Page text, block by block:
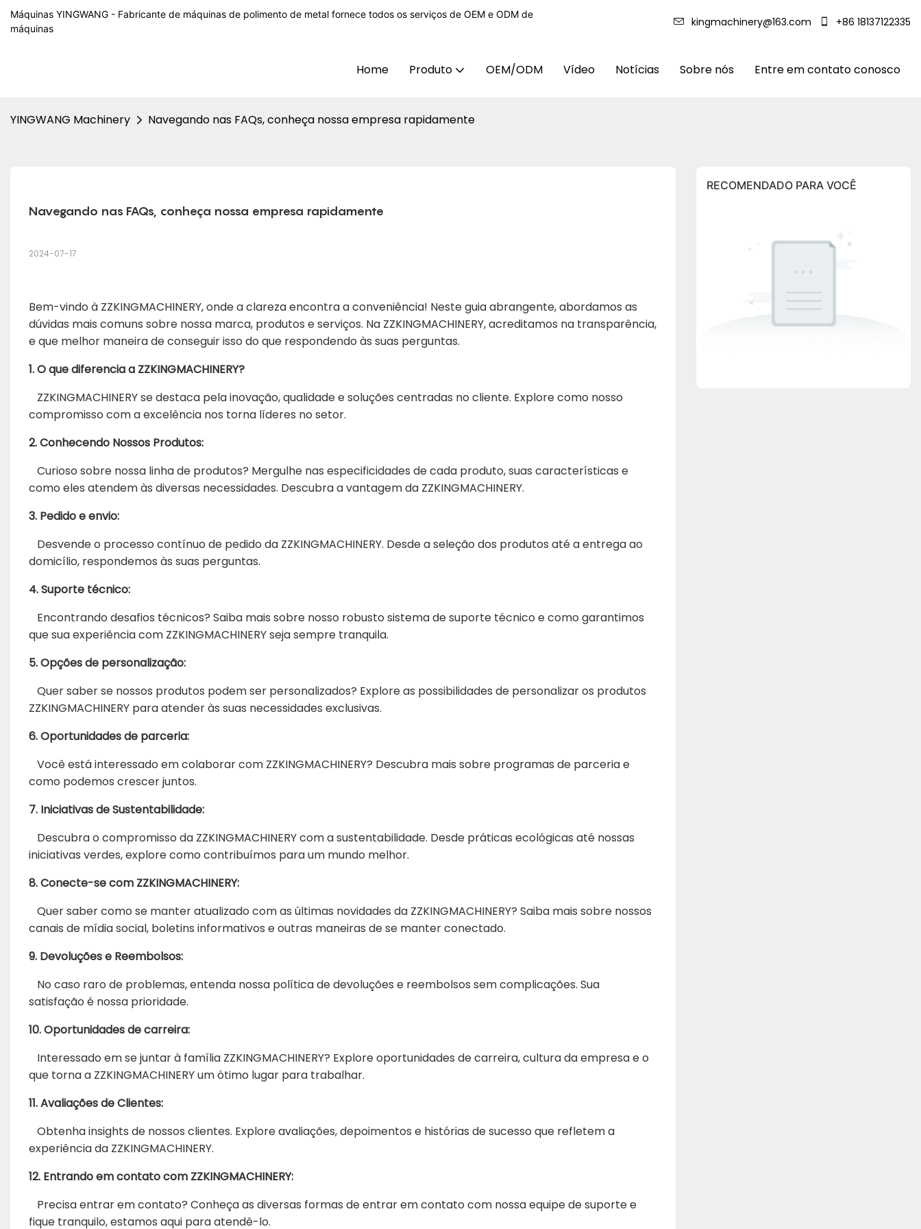
Máquinas YINGWANG - Fabricante de máquinas de polimento de metal fornece todos os serviços de OEM e ODM de
máquinas
kingmachinery@163.com +86 18137122335
Home Produto OEM/ODM Vídeo Notícias Sobre nós Entre em contato conosco
YINGWANG Machinery Navegando nas FAQs, conheça nossa empresa rapidamente
Navegando nas FAQs, conheça nossa empresa rapidamente
2024-07-17
Bem-vindo à ZZKINGMACHINERY, onde a clareza encontra a conveniência! Neste guia abrangente, abordamos as
dúvidas mais comuns sobre nossa marca, produtos e serviços. Na ZZKINGMACHINERY, acreditamos na transparência,
e que melhor maneira de conseguir isso do que respondendo às suas perguntas.
1. O que diferencia a ZZKINGMACHINERY?
ZZKINGMACHINERY se destaca pela inovação, qualidade e soluções centradas no cliente. Explore como nosso
compromisso com a excelência nos torna líderes no setor.
2. Conhecendo Nossos Produtos:
Curioso sobre nossa linha de produtos? Mergulhe nas especificidades de cada produto, suas características e
como eles atendem às diversas necessidades. Descubra a vantagem da ZZKINGMACHINERY.
3. Pedido e envio:
Desvende o processo contínuo de pedido da ZZKINGMACHINERY. Desde a seleção dos produtos até a entrega ao
domicílio, respondemos às suas perguntas.
4. Suporte técnico:
Encontrando desafios técnicos? Saiba mais sobre nosso robusto sistema de suporte técnico e como garantimos
que sua experiência com ZZKINGMACHINERY seja sempre tranquila.
5. Opções de personalização:
Quer saber se nossos produtos podem ser personalizados? Explore as possibilidades de personalizar os produtos
ZZKINGMACHINERY para atender às suas necessidades exclusivas.
6. Oportunidades de parceria:
Você está interessado em colaborar com ZZKINGMACHINERY? Descubra mais sobre programas de parceria e
como podemos crescer juntos.
7. Iniciativas de Sustentabilidade:
Descubra o compromisso da ZZKINGMACHINERY com a sustentabilidade. Desde práticas ecológicas até nossas
iniciativas verdes, explore como contribuímos para um mundo melhor.
8. Conecte-se com ZZKINGMACHINERY:
Quer saber como se manter atualizado com as últimas novidades da ZZKINGMACHINERY? Saiba mais sobre nossos
canais de mídia social, boletins informativos e outras maneiras de se manter conectado.
9. Devoluções e Reembolsos:
No caso raro de problemas, entenda nossa política de devoluções e reembolsos sem complicações. Sua
satisfação é nossa prioridade.
10. Oportunidades de carreira:
Interessado em se juntar à família ZZKINGMACHINERY? Explore oportunidades de carreira, cultura da empresa e o
que torna a ZZKINGMACHINERY um ótimo lugar para trabalhar.
11. Avaliações de Clientes:
Obtenha insights de nossos clientes. Explore avaliações, depoimentos e histórias de sucesso que refletem a
experiência da ZZKINGMACHINERY.
12. Entrando em contato com ZZKINGMACHINERY:
Precisa entrar em contato? Conheça as diversas formas de entrar em contato com nossa equipe de suporte e
fique tranquilo, estamos aqui para atendê-lo.
RECOMENDADO PARA VOCÊ